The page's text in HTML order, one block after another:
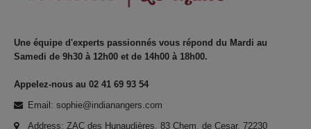
Une équipe d'experts passionnés vous répond du Mardi au
Samedi de 9h30 à 12h00 et de 14h00 à 18h00.
Appelez-nous au 02 41 69 93 54
Email: sophie@indianangers.com
Address: ZAC des Hunaudières, 83 Chem. de Cesar, 72230